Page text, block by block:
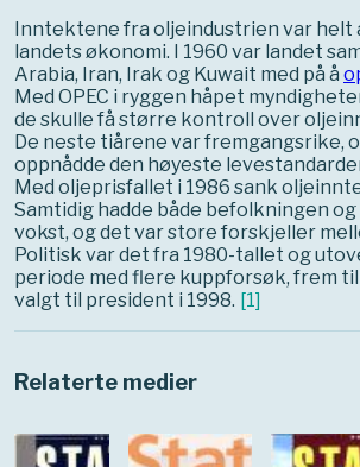
Inntektene fra oljeindustrien var helt
landets økonomi. I 1960 var landet
Arabia, Iran, Irak og Kuwait med på å
Med OPEC i ryggen håpet
de skulle få større kontroll over
De neste tiårene var fremgangsrike,
oppnådde den høyeste
Med oljeprisfallet i 1986 sank
Samtidig hadde både befolkningen
vokst, og det var store forskjeller
Politisk var det fra 1980-tallet og
periode med flere kuppforsøk, frem til
valgt til president i 1998. [1]
Relaterte medier